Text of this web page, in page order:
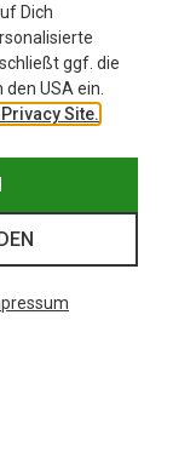
Dich
ggf. die
USA ein.
Site.